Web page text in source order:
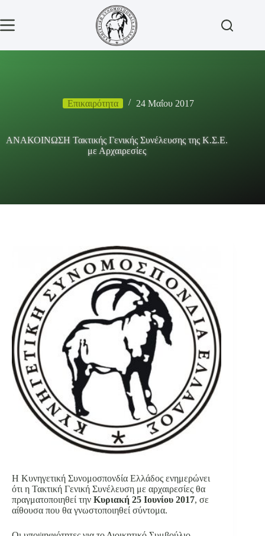
περιεχόμενο
Επικαιρότητα 24 Μαΐου 2017
ΑΝΑΚΟΙΝΩΣΗ Τακτικής Γενικής Συνέλευσης της Κ.Σ.Ε.
με Αρχαιρεσίες
Η Κυνηγετική Συνομοσπονδία Ελλάδος ενημερώνει
ότι η Τακτική Γενική Συνέλευση με αρχαιρεσίες θα
πραγματοποιηθεί την Κυριακή 25 Ιουνίου 2017, σε
αίθουσα που θα γνωστοποιηθεί σύντομα.